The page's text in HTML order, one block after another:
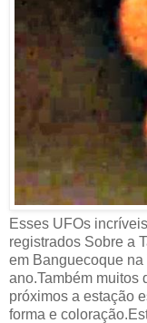
Esses UFOs
registrados Sobre a
em Banguecoque
ano.Também muitos
próximos a estação
forma e